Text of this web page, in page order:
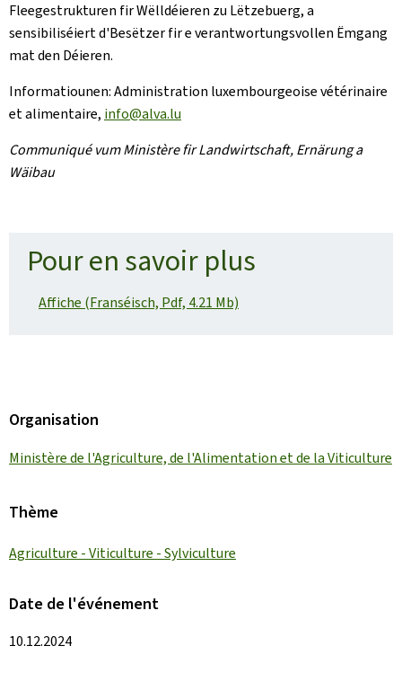
Fleegestrukturen fir Wëlldéieren zu Lëtzebuerg, a
sensibiliséiert d'Besëtzer fir e verantwortungsvollen Ëmgang
mat den Déieren.
Informatiounen: Administration luxembourgeoise vétérinaire
et alimentaire, info@alva.lu
Communiqué vum Ministère fir Landwirtschaft, Ernärung a
Wäibau
Pour en savoir plus
Affiche (Franséisch, Pdf, 4.21 Mb)
Organisation
Ministère de l'Agriculture, de l'Alimentation et de la Viticulture
Thème
Agriculture - Viticulture - Sylviculture
Date de l'événement
10.12.2024